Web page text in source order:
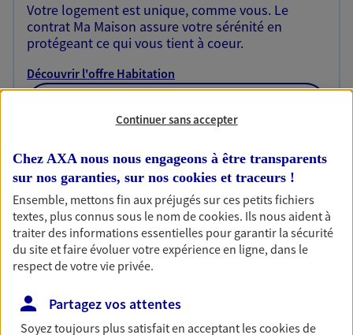
Votre logement est unique, comme vous. Le
contrat Ma Maison assure votre sérénité en
protégeant ce qui vous tient à coeur.
Découvrir l'offre Habitation
Garantie Accidents de la Vie
Bricoleuse, féru de jardinage, pâtissier en herbe
ou grande lectrice… personne n'est à l'abri d'un
accident du quotidien. Avec Ma Protection
Accident, protégez votre qualité de vie et vos
revenus.
Continuer sans accepter
Chez AXA nous nous engageons à être transparents
sur nos garanties, sur nos cookies et traceurs !
Ensemble, mettons fin aux préjugés sur ces petits fichiers
textes, plus connus sous le nom decookies. Ils nous aident à
traiter des informations essentielles pour garantir la sécurité
du site et faire évoluer votre expérience en ligne, dans le
respect de votre vie privée.
Partagez vos attentes
Soyez toujours plus satisfait en acceptant lescookiesde